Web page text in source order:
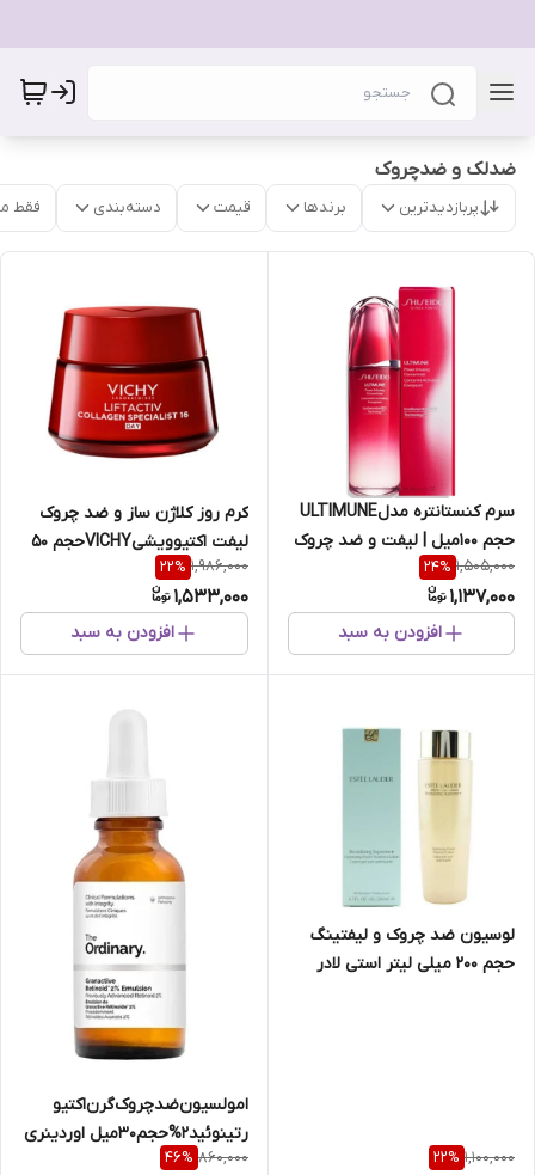
ضدلک و ضدچروک
پربازدیدترین برندها قیمت دسته‌بندی فقط
سرم کنستانتره مدلULTIMUNE
حجم 100میل | لیفت و ضد چروک
شیسیدو
1,505,000
24%
1,137,000
افزودن به سبد
کرم روز کلاژن ساز و ضد چروک
لیفت اکتیو‌ویشی‌VICHY‌حجم 50
میل
1,986,000
22%
1,533,000
افزودن به سبد
لوسیون ضد چروک و لیفتینگ‌
حجم 200 میلی لیتر استی لادر
1,100,000
22%
امولسیون‌ضدچروک‌گرن‌اکتیو
رتینوئید2%حجم30میل‌ اوردینری
وستادارو
860,000
46%